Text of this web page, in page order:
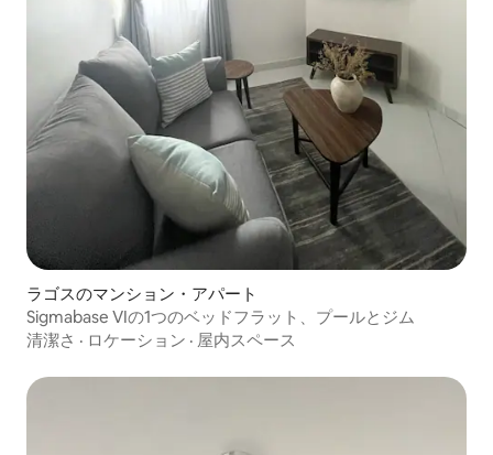
ラゴスのマンション・アパート
Sigmabase VIの1つのベッドフラット、プールとジム
清潔さ · ロケーション · 屋内スペース